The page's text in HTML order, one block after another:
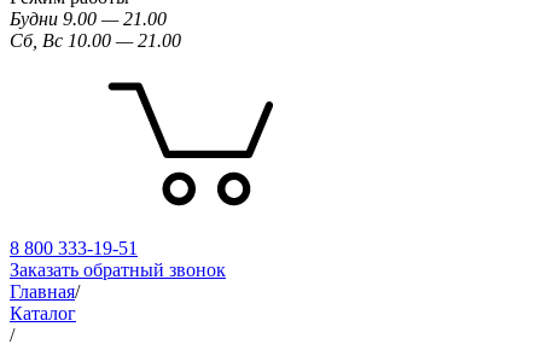
Будни 9.00 — 21.00
Сб, Вс 10.00 — 21.00
8 800 333-19-51
Заказать обратный звонок
Главная/
Каталог
/